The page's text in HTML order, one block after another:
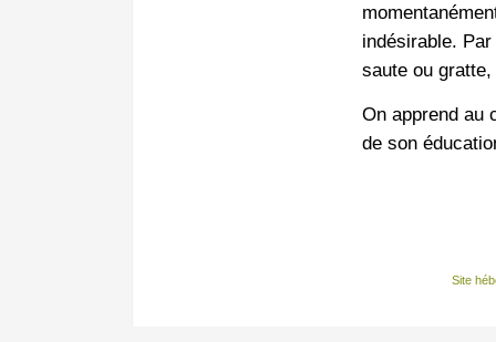
indésirable.
saute ou gratte,
On apprend au
de son
Site